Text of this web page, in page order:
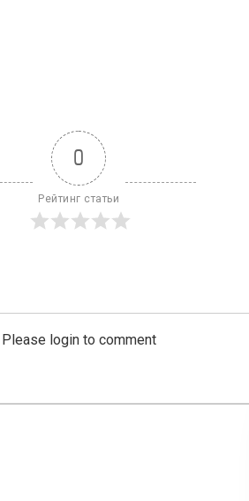
0
Рейтинг статьи
Please login to comment